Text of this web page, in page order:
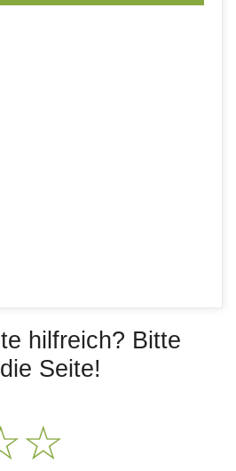
hilfreich? Bitte
Seite!
☆